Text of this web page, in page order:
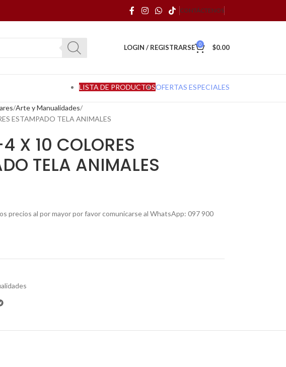
CONTÁCTENOS
LOGIN / REGISTRARSE 0 $0.00
LISTA DE PRODUCTOSOFERTAS ESPECIALES
Arte y Manualidades
ESTAMPADO TELA ANIMALES
X 10 COLORES
TELA ANIMALES
precios al por mayor por favor comunicarse al WhatsApp: 097 900